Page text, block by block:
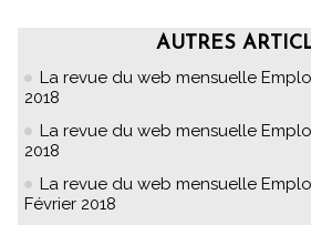
AUTRES
La revue du web mensuelle
2018
La revue du web mensuelle
2018
La revue du web mensuelle
Février 2018